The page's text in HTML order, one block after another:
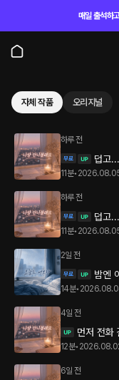
매일 출석하
자체 작품 오리지널
하루 전
덥고
11분•
하루 전
덥고
11분•
2일 전
밤엔
14분•
4일 전
먼저 전화
12분•
6일 전